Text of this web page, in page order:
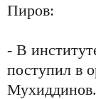
Пиров:
- В
поступил в
Мухиддинов.